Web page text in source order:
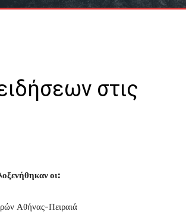
στις
οι:
Αθήνας-Πειραιά